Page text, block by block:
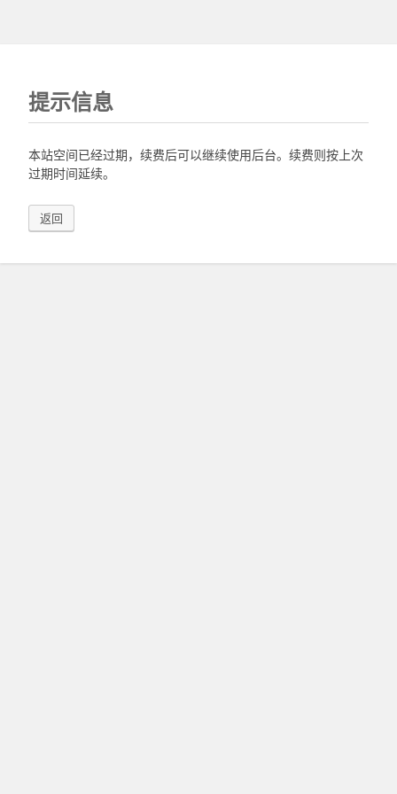
提示信息
本站空间已经过期，续费后可以继续使用后台。续费则按上次
过期时间延续。
返回